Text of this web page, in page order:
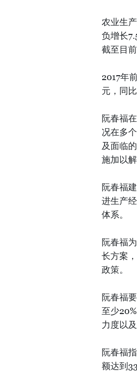
农业生
负增长
截至目
2017年
元，同
阮春福
况在多
及面临
施加以解
阮春福
进生产
体系。
阮春福
长方案
政策。
阮春福
至少
力度以
阮春福
额达到